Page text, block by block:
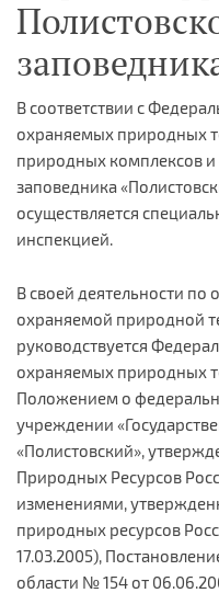
В соответствии с
охраняемых природных
природных комплексов и
заповедника
осуществляется
инспекцией.
В своей деятельности
охраняемой природной
руководствуется
охраняемых природных
Положением о
учреждении
«Полистовский»,
Природных Ресурсов
изменениями,
природных ресурсов
17.03.2005),
области № 154 от